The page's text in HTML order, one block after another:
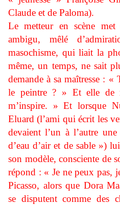
Claude et de Paloma).
Le metteur en scène
ambigu, mêlé
masochisme, qui liait la
même, un temps, ne sait
demande à sa maîtresse : «
le peintre ? » Et elle de
m’inspire. » Et lorsque
Eluard (l’ami qui écrit les
devaient l’un à l’autre
d’eau d’air et de sable »)
son modèle, consciente de
répond : « Je ne peux pas,
Picasso, alors que Dora
se disputent comme des